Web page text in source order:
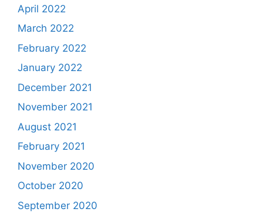
April 2022
March 2022
February 2022
January 2022
December 2021
November 2021
August 2021
February 2021
November 2020
October 2020
September 2020